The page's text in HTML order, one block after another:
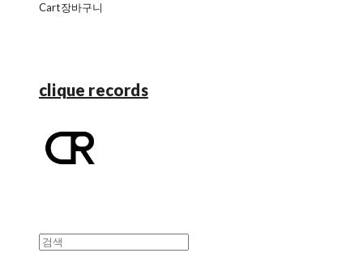
Cart장바구니
clique records